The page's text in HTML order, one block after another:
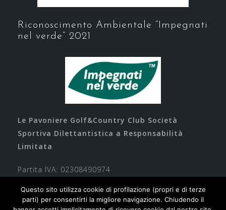
Riconoscimento Ambientale “Impegnati
nel verde” 2021
Le Pavoniere Golf&Country Club Società
Sportiva Dilettantistica a Responsabilità
Limitata
Partita IVA: 02308490974
Questo sito utilizza cookie di profilazione (propri e di terze
parti) per consentirti la migliore navigazione. Chiudendo il